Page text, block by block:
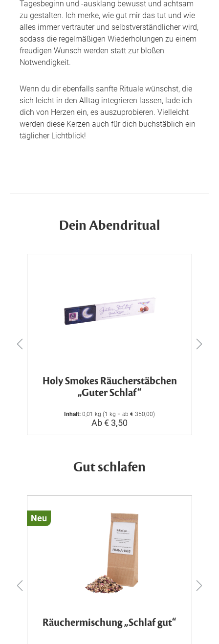
Tagesbeginn und -ausklang bewusst und achtsam
zu gestalten. Ich merke, wie gut mir das tut und wie
alles immer vertrauter und selbstverständlicher wird,
sodass die regelmäßigen Wiederholungen zu einem
freudigen Wunsch werden statt zur bloßen
Notwendigkeit.
Wenn du dir ebenfalls sanfte Rituale wünschst, die
sich leicht in den Alltag integrieren lassen, lade ich
dich von Herzen ein, es auszuprobieren. Vielleicht
werden diese Kerzen auch für dich buchstäblich ein
täglicher Lichtblick!
Dein Abendritual
Holy Smokes Räucherstäbchen
„Guter Schlaf“
Inhalt: 0,01 kg (1 kg = ab € 350,00)
Ab € 3,50
Gut schlafen
Neu
Räuchermischung „Schlaf gut“